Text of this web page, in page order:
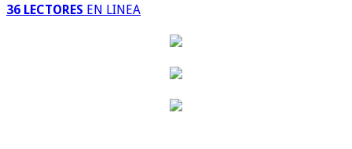
36 LECTORES EN LINEA